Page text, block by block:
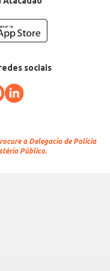
sociais
a Delegacia de Polícia
Público.